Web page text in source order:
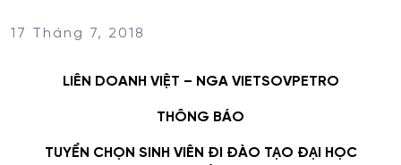
17 Tháng 7, 2018
LIÊN DOANH VIỆT – NGA VIETSOVPETRO
THÔNG BÁO
TUYỂN CHỌN SINH VIÊN ĐI ĐÀO TẠO ĐẠI HỌC